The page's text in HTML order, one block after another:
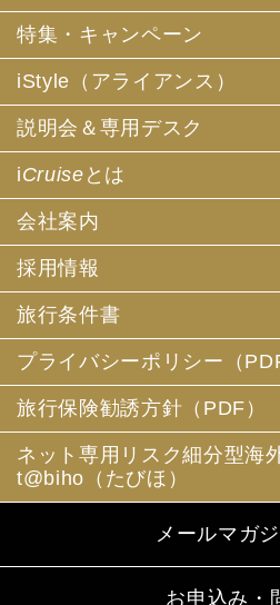
特集・キャンペーン
iStyle（アライアンス）
説明会＆専用デスク
iCruise とは
会社案内
採用情報
旅行条件書
プライバシーポリシー（
旅行保険勧誘方針（PDF）
ネット専用リスク細分型海
t@biho（たびほ）
メールマガ
お申込み・